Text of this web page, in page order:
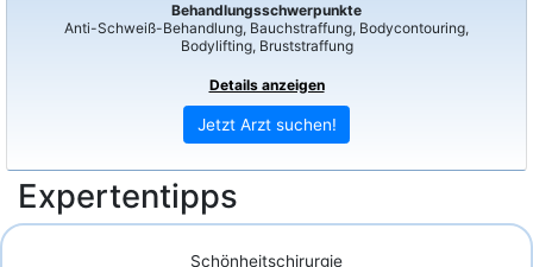
Behandlungsschwerpunkte
Anti-Schweiß-Behandlung, Bauchstraffung, Bodycontouring,
Bodylifting, Bruststraffung
Details anzeigen
Jetzt Arzt suchen!
Expertentipps
Schönheitschirurgie